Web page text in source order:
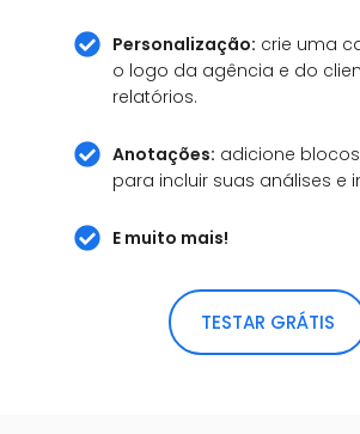
Personalização: crie uma
o logo da agência e do
relatórios.
Anotações: adicione
para incluir suas análises e
E muito mais!
TESTAR GRÁTIS